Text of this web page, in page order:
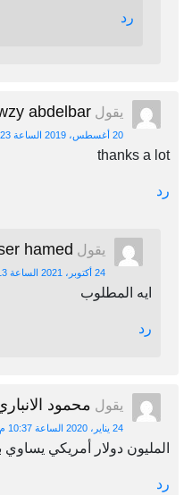
رد
يقول abdelbar
20 أغسطس، 2019 الساعة 11:23 ص
thanks a lot
رد
يقول hamed
24 أكتوبر، 2021 الساعة 12:13 م
ايه المطلوب
رد
يقول محمود
24 يناير، 2020 الساعة 10:37 م
المليون دولار أمريكي يساوي
رد